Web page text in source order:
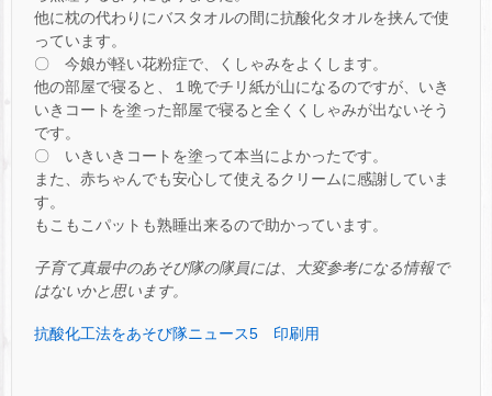
他に枕の代わりにバスタオルの間に抗酸化タオルを挟んで使
っています。
〇 今娘が軽い花粉症で、くしゃみをよくします。
他の部屋で寝ると、１晩でチリ紙が山になるのですが、いき
いきコートを塗った部屋で寝ると全くくしゃみが出ないそう
です。
〇 いきいきコートを塗って本当によかったです。
また、赤ちゃんでも安心して使えるクリームに感謝していま
す。
もこもこパットも熟睡出来るので助かっています。
子育て真最中のあそび隊の隊員には、大変参考になる情報で
はないかと思います。
抗酸化工法をあそび隊ニュース5 印刷用